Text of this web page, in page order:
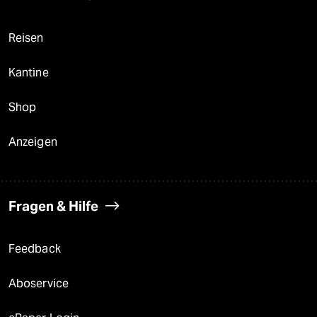
Reisen
Kantine
Shop
Anzeigen
Fragen & Hilfe
Feedback
Aboservice